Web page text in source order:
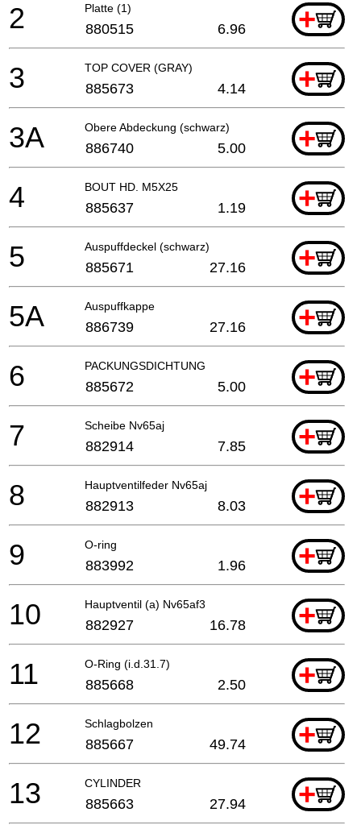
Platte (1) +
2 880515 6.96
TOP COVER (GRAY) +
3 885673 4.14
Obere Abdeckung (schwarz) +
3A 886740 5.00
BOUT HD. M5X25 +
4 885637 1.19
Auspuffdeckel (schwarz) +
5 885671 27.16
Auspuffkappe +
5A 886739 27.16
PACKUNGSDICHTUNG +
6 885672 5.00
Scheibe Nv65aj +
7 882914 7.85
Hauptventilfeder Nv65aj +
8 882913 8.03
O-ring +
9 883992 1.96
Hauptventil (a) Nv65af3 +
10 882927 16.78
O-Ring (i.d.31.7) +
11 885668 2.50
Schlagbolzen +
12 885667 49.74
CYLINDER +
13 885663 27.94